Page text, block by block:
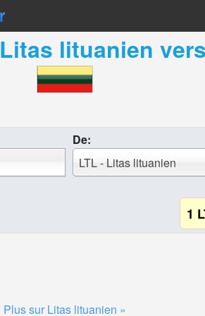
Litas lituanien vers
De:
LTL - Litas lituanien
1
Plus sur Litas lituanien »